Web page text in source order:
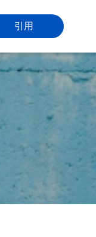
引用